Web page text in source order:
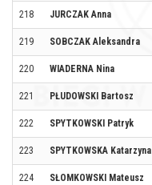
218 JURCZAK Anna
219 SOBCZAK Aleksandra
220 WIADERNA Nina
221 PŁUDOWSKI Bartosz
222 SPYTKOWSKI Patryk
223 SPYTKOWSKA Katarzyna
224 SŁOMKOWSKI Mateusz